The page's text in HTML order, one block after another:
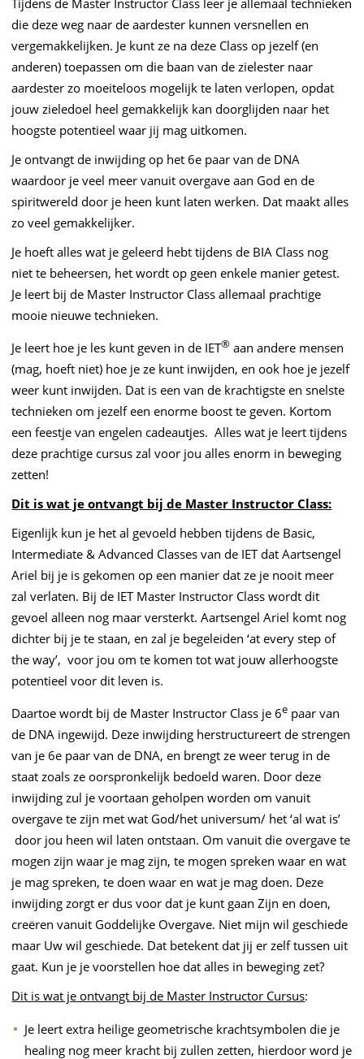
die deze weg naar de aardester kunnen versnellen en
vergemakkelijken. Je kunt ze na deze Class op jezelf (en
anderen) toepassen om die baan van de zielester naar
aardester zo moeiteloos mogelijk te laten verlopen, opdat
jouw zieledoel heel gemakkelijk kan doorglijden naar het
hoogste potentieel waar jij mag uitkomen.
Je ontvangt de inwijding op het 6e paar van de DNA
waardoor je veel meer vanuit overgave aan God en de
spiritwereld door je heen kunt laten werken. Dat maakt alles
zo veel gemakkelijker.
Je hoeft alles wat je geleerd hebt tijdens de BIA Class nog
niet te beheersen, het wordt op geen enkele manier getest.
Je leert bij de Master Instructor Class allemaal prachtige
mooie nieuwe technieken.
Je leert hoe je les kunt geven in de IET® aan andere mensen
(mag, hoeft niet) hoe je ze kunt inwijden, en ook hoe je jezelf
weer kunt inwijden. Dat is een van de krachtigste en snelste
technieken om jezelf een enorme boost te geven. Kortom
een feestje van engelen cadeautjes. Alles wat je leert tijdens
deze prachtige cursus zal voor jou alles enorm in beweging
zetten!
Dit is wat je ontvangt bij de Master Instructor Class:
Eigenlijk kun je het al gevoeld hebben tijdens de Basic,
Intermediate & Advanced Classes van de IET dat Aartsengel
Ariel bij je is gekomen op een manier dat ze je nooit meer
zal verlaten. Bij de IET Master Instructor Class wordt dit
gevoel alleen nog maar versterkt. Aartsengel Ariel komt nog
dichter bij je te staan, en zal je begeleiden ‘at every step of
the way’, voor jou om te komen tot wat jouw allerhoogste
potentieel voor dit leven is.
Daartoe wordt bij de Master Instructor Class je 6e paar van
de DNA ingewijd. Deze inwijding herstructureert de strengen
van je 6e paar van de DNA, en brengt ze weer terug in de
staat zoals ze oorspronkelijk bedoeld waren. Door deze
inwijding zul je voortaan geholpen worden om vanuit
overgave te zijn met wat God/het universum/ het ‘al wat is’
door jou heen wil laten ontstaan. Om vanuit die overgave te
mogen zijn waar je mag zijn, te mogen spreken waar en wat
je mag spreken, te doen waar en wat je mag doen. Deze
inwijding zorgt er dus voor dat je kunt gaan Zijn en doen,
creëren vanuit Goddelijke Overgave. Niet mijn wil geschiede
maar Uw wil geschiede. Dat betekent dat jij er zelf tussen uit
gaat. Kun je je voorstellen hoe dat alles in beweging zet?
Dit is wat je ontvangt bij de Master Instructor Cursus:
Je leert extra heilige geometrische krachtsymbolen die je
healing nog meer kracht bij zullen zetten, hierdoor word je